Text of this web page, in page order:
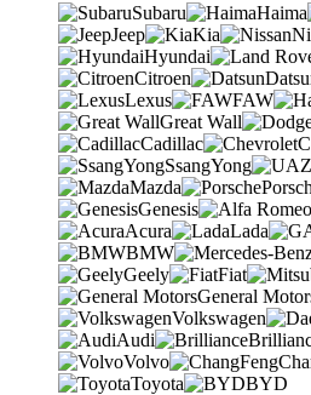
Subaru
Haima
Jeep
Kia
Hyundai
Citroen
Lexus
FAW
Great Wall
Cadillac
SsangYong
Mazda
Genesis
Acura
Lada
BMW
Geely
Fiat
General
Volkswagen
Audi
Volvo
Toyota
BYD